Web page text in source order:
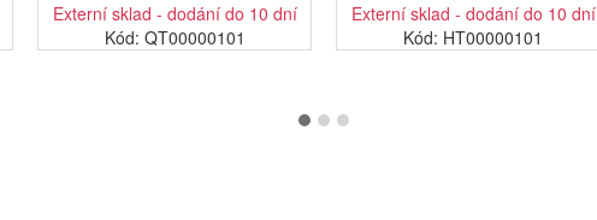
Externí sklad - dodání do 10 dní
Kód: QT00000101
Externí sklad - dodání do 10 dní
Kód: HT00000101